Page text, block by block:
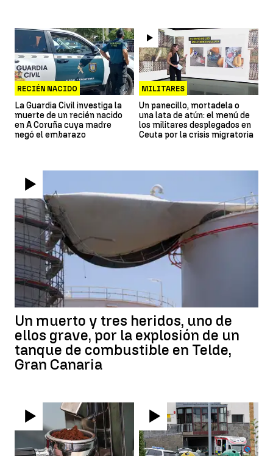
RECIÉN NACIDO
La Guardia Civil investiga la
muerte de un recién nacido
en A Coruña cuya madre
negó el embarazo
MILITARES
Un panecillo, mortadela o
una lata de atún: el menú de
los militares desplegados en
Ceuta por la crisis migratoria
Un muerto y tres heridos, uno de
ellos grave, por la explosión de un
tanque de combustible en Telde,
Gran Canaria